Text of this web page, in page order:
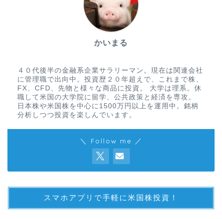
かいまる
４０代後半の金融系企業サラリーマン。現在は関連会社
に管理職で出向中。投資歴２０年超えで、これまで株、
FX、CFD、先物と様々な商品に投資。 大学は理系。休
職して米国の大学院に留学、公共政策と経済を専攻。
日本株や米国株を中心に1500万円以上を運用中。銘柄
分析しつつ投資を楽しんでいます。
＼ Follow me ／
スマホアプリで手軽に米国株投資！